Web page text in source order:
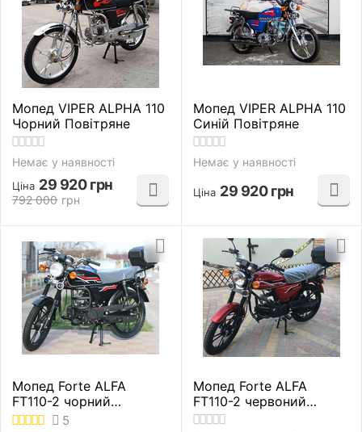
Мопед VIPER ALPHA 110
Чорний Повітряне
Немає у наявності
792 000 грн
Ціна 29 920 грн
Мопед VIPER ALPHA 110
Синій Повітряне
Немає у наявності
Ціна 29 920 грн
Мопед Forte ALFA
FT110-2 чорний
Повітряне
5
Мопед Forte ALFA
FT110-2 червоний
Повітряне